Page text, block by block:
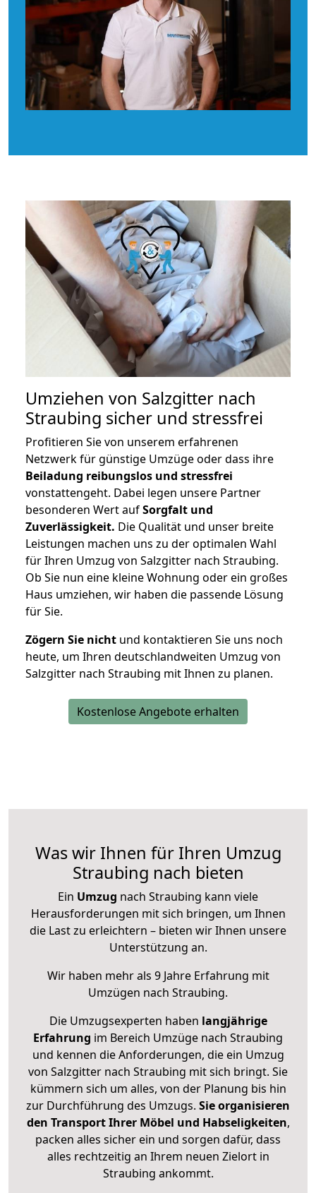
Umziehen von Salzgitter nach
Straubing sicher und stressfrei
Profitieren Sie von unserem erfahrenen
Netzwerk für günstige Umzüge oder dass ihre
Beiladung reibungslos und stressfrei
vonstattengeht. Dabei legen unsere Partner
besonderen Wert aufSorgfalt und
Zuverlässigkeit. Die Qualität und unser breite
Leistungen machen uns zu der optimalen Wahl
für Ihren Umzug von Salzgitter nach Straubing.
Ob Sie nun eine kleine Wohnung oder ein großes
Haus umziehen, wir haben die passende Lösung
für Sie.
Zögern Sie nicht und kontaktieren Sie uns noch
heute, um Ihren deutschlandweiten Umzug von
Salzgitter nach Straubing mit Ihnen zu planen.
Kostenlose Angebote erhalten
Was wir Ihnen für Ihren Umzug
Straubing nach bieten
Ein Umzug nach Straubing kann viele
Herausforderungen mit sich bringen, um Ihnen
die Last zu erleichtern – bieten wir Ihnen unsere
Unterstützung an.
Wir haben mehr als 9 Jahre Erfahrung mit
Umzügen nach Straubing.
Die Umzugsexperten haben langjährige
Erfahrung im Bereich Umzüge nach Straubing
und kennen die Anforderungen, die ein Umzug
von Salzgitter nach Straubing mit sich bringt. Sie
kümmern sich um alles, von der Planung bis hin
zur Durchführung des Umzugs. Sie organisieren
den Transport Ihrer Möbel und Habseligkeiten,
packen alles sicher ein und sorgen dafür, dass
alles rechtzeitig an Ihrem neuen Zielort in
Straubing ankommt.